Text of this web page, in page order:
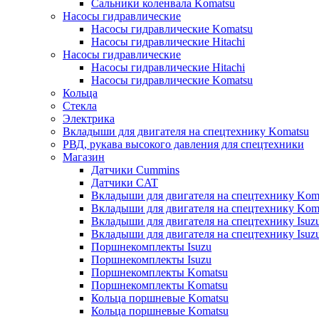
Сальники коленвала Komatsu
Насосы гидравлические
Насосы гидравлические Komatsu
Насосы гидравлические Hitachi
Насосы гидравлические
Насосы гидравлические Hitachi
Насосы гидравлические Komatsu
Кольца
Стекла
Электрика
Вкладыши для двигателя на спецтехнику Komatsu
РВД, рукава высокого давления для спецтехники
Магазин
Датчики Cummins
Датчики CAT
Вкладыши для двигателя на спецтехнику
Вкладыши для двигателя на спецтехнику
Вкладыши для двигателя на спецтехнику
Вкладыши для двигателя на спецтехнику
Поршнекомплекты Isuzu
Поршнекомплекты Isuzu
Поршнекомплекты Komatsu
Поршнекомплекты Komatsu
Кольца поршневые Komatsu
Кольца поршневые Komatsu